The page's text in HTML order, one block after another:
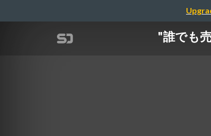
"誰でも